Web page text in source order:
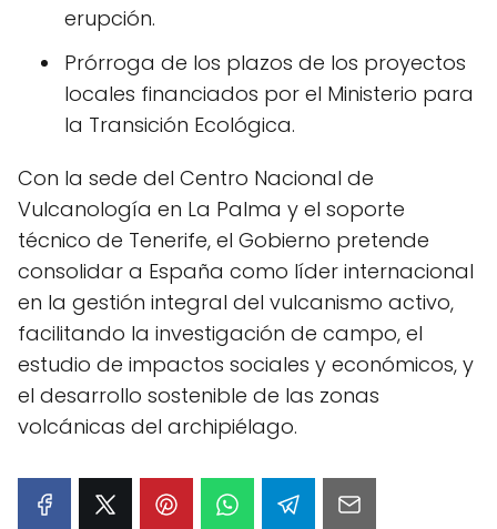
erupción.
Prórroga de los plazos de los proyectos
locales financiados por el Ministerio para
la Transición Ecológica.
Con la sede del Centro Nacional de
Vulcanología en La Palma y el soporte
técnico de Tenerife, el Gobierno pretende
consolidar a España como líder internacional
en la gestión integral del vulcanismo activo,
facilitando la investigación de campo, el
estudio de impactos sociales y económicos, y
el desarrollo sostenible de las zonas
volcánicas del archipiélago.